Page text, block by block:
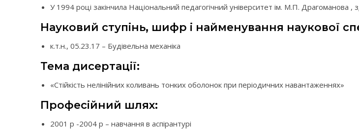
У 1994 році закінчила Національний педагогічний університет ім. М.П. Драгоманова ,
Науковий ступінь, шифр і найменування наукової
к.т.н., 05.23.17 – Будівельна механіка
Тема дисертації:
«Стійкість нелінійних коливань тонких оболонок при періодичних навантаженнях»
Професійний шлях:
2001 р -2004 р – навчання в аспірантурі